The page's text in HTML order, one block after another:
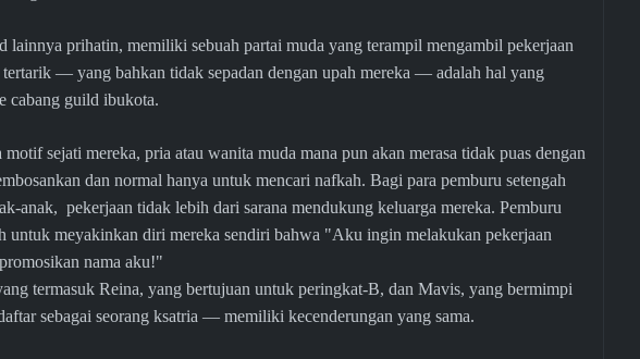
lainnya prihatin, memiliki sebuah partai muda yang terampil mengambil pekerjaan
tertarik — yang bahkan tidak sepadan dengan upah mereka — adalah hal yang
cabang guild ibukota.
sejati mereka, pria atau wanita muda mana pun akan merasa tidak puas dengan
dan normal hanya untuk mencari nafkah. Bagi para pemburu setengah
anak, pekerjaan tidak lebih dari sarana mendukung keluarga mereka. Pemburu
untuk meyakinkan diri mereka sendiri bahwa "Aku ingin melakukan pekerjaan
nama aku!"
termasuk Reina, yang bertujuan untuk peringkat-B, dan Mavis, yang bermimpi
sebagai seorang ksatria — memiliki kecenderungan yang sama.